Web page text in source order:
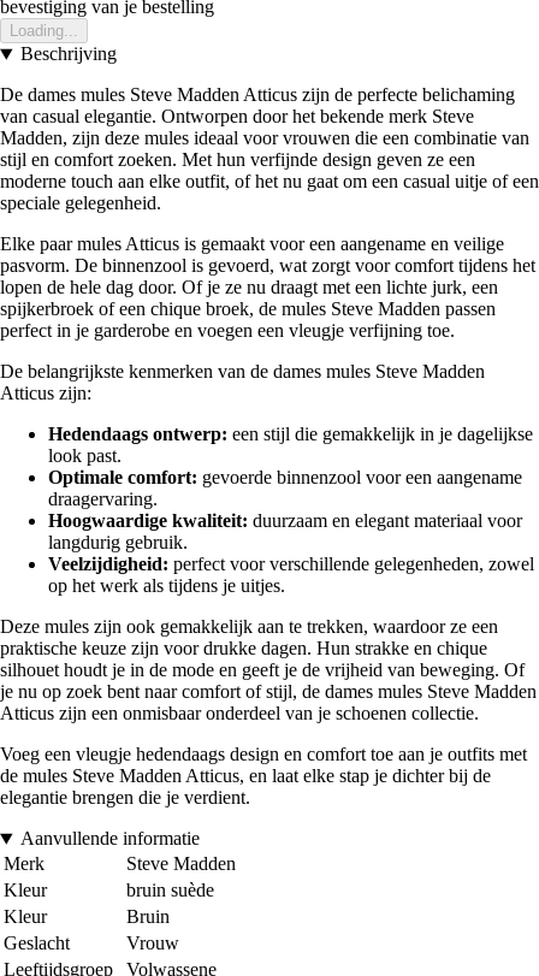
bevestiging van je bestelling
Loading...
Beschrijving
De dames mules Steve Madden Atticus zijn de perfecte belichaming
van casual elegantie. Ontworpen door het bekende merk Steve
Madden, zijn deze mules ideaal voor vrouwen die een combinatie van
stijl en comfort zoeken. Met hun verfijnde design geven ze een
moderne touch aan elke outfit, of het nu gaat om een casual uitje of een
speciale gelegenheid.
Elke paar mules Atticus is gemaakt voor een aangename en veilige
pasvorm. De binnenzool is gevoerd, wat zorgt voor comfort tijdens het
lopen de hele dag door. Of je ze nu draagt met een lichte jurk, een
spijkerbroek of een chique broek, de mules Steve Madden passen
perfect in je garderobe en voegen een vleugje verfijning toe.
De belangrijkste kenmerken van de dames mules Steve Madden
Atticus zijn:
Hedendaags ontwerp: een stijl die gemakkelijk in je dagelijkse
look past.
Optimale comfort: gevoerde binnenzool voor een aangename
draagervaring.
Hoogwaardige kwaliteit: duurzaam en elegant materiaal voor
langdurig gebruik.
Veelzijdigheid: perfect voor verschillende gelegenheden, zowel
op het werk als tijdens je uitjes.
Deze mules zijn ook gemakkelijk aan te trekken, waardoor ze een
praktische keuze zijn voor drukke dagen. Hun strakke en chique
silhouet houdt je in de mode en geeft je de vrijheid van beweging. Of
je nu op zoek bent naar comfort of stijl, de dames mules Steve Madden
Atticus zijn een onmisbaar onderdeel van je schoenen collectie.
Voeg een vleugje hedendaags design en comfort toe aan je outfits met
de mules Steve Madden Atticus, en laat elke stap je dichter bij de
elegantie brengen die je verdient.
Aanvullende informatie
Merk
Steve Madden
Kleur
bruin suède
Kleur
Bruin
Geslacht
Vrouw
Leeftijdsgroep
Volwassene